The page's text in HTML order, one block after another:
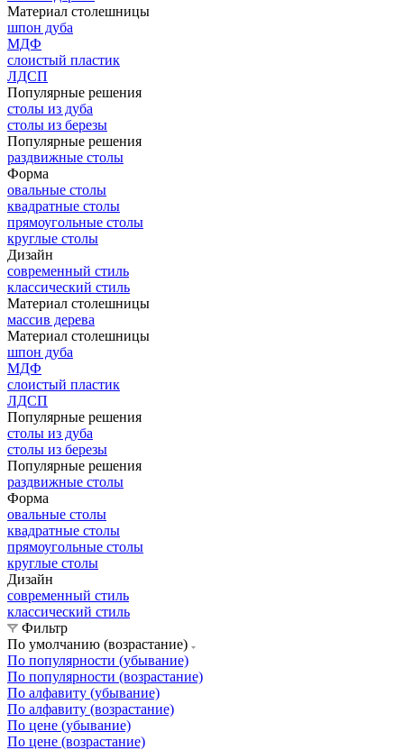
Материал столешницы
шпон дуба
МДФ
слоистый пластик
ЛДСП
Популярные решения
столы из дуба
столы из березы
Популярные решения
раздвижные столы
Форма
овальные столы
квадратные столы
прямоугольные столы
круглые столы
Дизайн
современный стиль
классический стиль
Материал столешницы
массив дерева
Материал столешницы
шпон дуба
МДФ
слоистый пластик
ЛДСП
Популярные решения
столы из дуба
столы из березы
Популярные решения
раздвижные столы
Форма
овальные столы
квадратные столы
прямоугольные столы
круглые столы
Дизайн
современный стиль
классический стиль
Фильтр
По умолчанию (возрастание)
По популярности (убывание)
По популярности (возрастание)
По алфавиту (убывание)
По алфавиту (возрастание)
По цене (убывание)
По цене (возрастание)